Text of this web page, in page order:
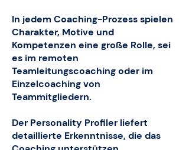
In jedem Coaching-Prozess spielen
Charakter, Motive und
Kompetenzen eine große Rolle, sei
es im remoten
Teamleitungscoaching oder im
Einzelcoaching von
Teammitgliedern.
Der Personality Profiler liefert
detaillierte Erkenntnisse, die das